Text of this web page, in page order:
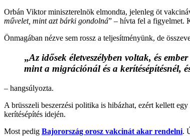
Orbán Viktor miniszterelnök elmondta, jelenleg öt
művelet, mint azt bárki gondolná” – hívta fel a figyelmet.
Önmagában nézve sem rossz a teljesítményünk, de
„Az idősek életveszélyben voltak, és
mint a migrációnál és a kerítésépítésnél,
– hangsúlyozta.
A brüsszeli beszerzési politika is hibázhat, ezért kellett
kerítésépítés idején.
Most pedig Bajorország orosz vakcinát akar rendelni.